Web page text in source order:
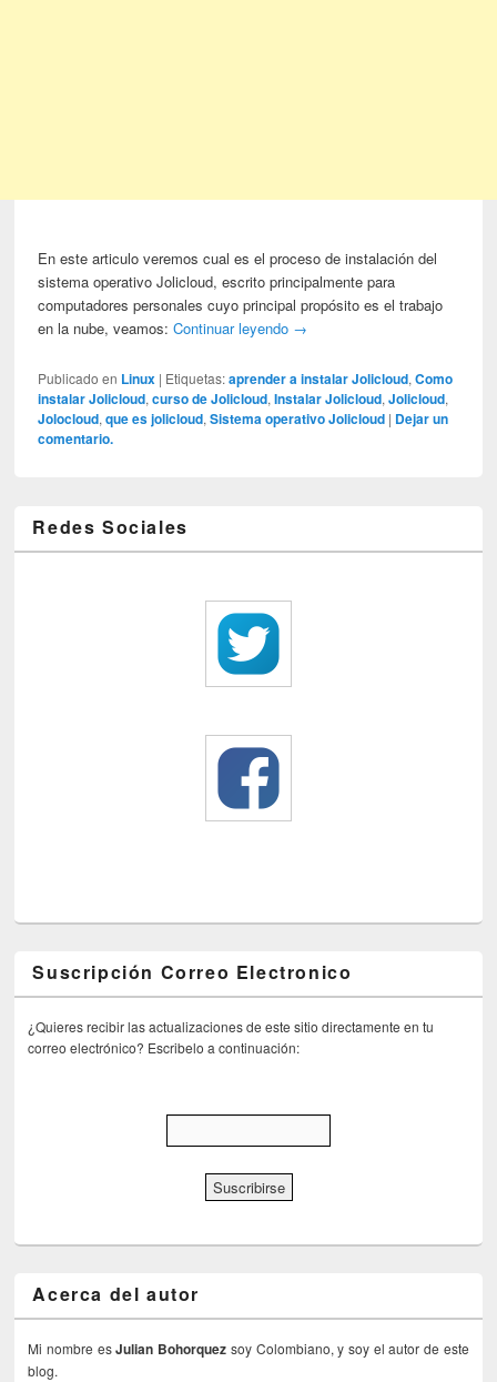
En este articulo veremos cual es el proceso de instalación del
sistema operativo Jolicloud, escrito principalmente para
computadores personales cuyo principal propósito es el trabajo
en la nube, veamos:Continuar leyendo →
Publicado en Linux | Etiquetas: aprender a instalar Jolicloud,Como
instalar Jolicloud,curso de Jolicloud,Instalar Jolicloud,Jolicloud,
Jolocloud,que es jolicloud,Sistema operativo Jolicloud | Dejar un
comentario.
Redes Sociales
Suscripción Correo Electronico
¿Quieres recibir las actualizaciones de este sitio directamente en tu
correo electrónico? Escribelo a continuación:
Acerca del autor
Mi nombre esJulian Bohorquez soy Colombiano, y soy el autor de este
blog.